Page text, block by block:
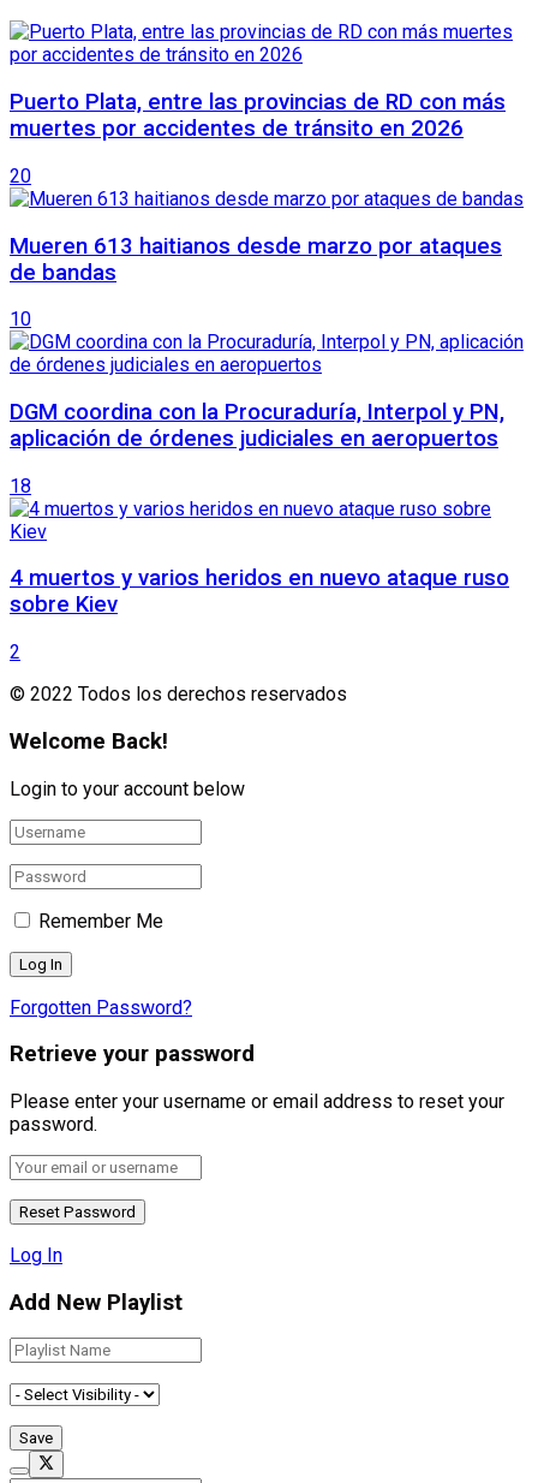
Puerto Plata, entre las provincias de RD con más
muertes por accidentes de tránsito en 2026
20
Mueren 613 haitianos desde marzo por ataques
de bandas
10
DGM coordina con la Procuraduría, Interpol y PN,
aplicación de órdenes judiciales en aeropuertos
18
4 muertos y varios heridos en nuevo ataque ruso
sobre Kiev
2
© 2022 Todos los derechos reservados
Welcome Back!
Login to your account below
Remember Me
Forgotten Password?
Retrieve your password
Please enter your username or email address to reset your
password.
Log In
Add New Playlist